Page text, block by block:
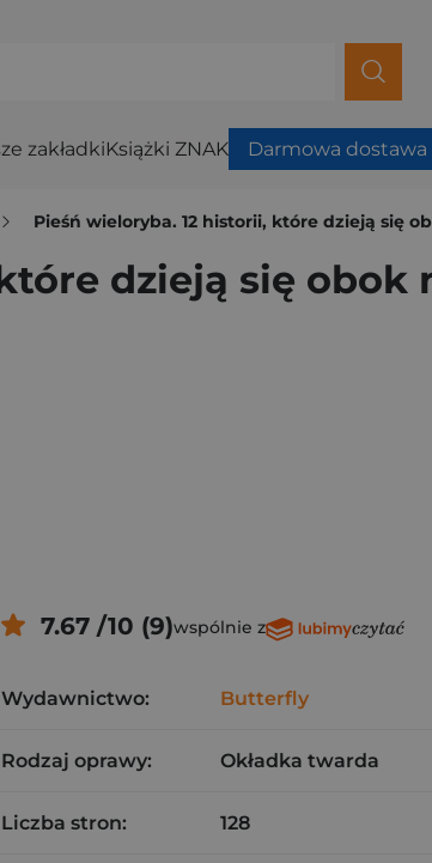
zakładkiKsiążki ZNAK Darmowa dostawa
Pieśń wieloryba. 12 historii, które dzieją się
dzieją się obok
7.67 /10 (9)wspólnie z
Wydawnictwo: Butterfly
Rodzaj oprawy: Okładka twarda
Liczba stron: 128